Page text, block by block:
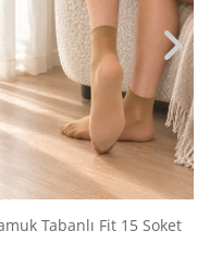
Tabanlı Fit 15 Soket